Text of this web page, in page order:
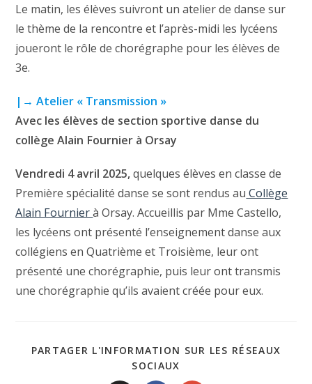
Le matin, les élèves suivront un atelier de danse sur
le thème de la rencontre et l’après-midi les lycéens
joueront le rôle de chorégraphe pour les élèves de
3e.
|→ Atelier « Transmission »
Avec les élèves de section sportive danse du
collège Alain Fournier à Orsay
Vendredi 4 avril 2025,quelques élèves en classe de
Première spécialité danse se sont rendus au Collège
Alain Fournierà Orsay. Accueillis par Mme Castello,
les lycéens ont présenté l’enseignement danse aux
collégiens en Quatrième et Troisième, leur ont
présenté une chorégraphie, puis leur ont transmis
une chorégraphie qu’ils avaient créée pour eux.
PARTAGER L'INFORMATION SUR LES RÉSEAUX
SOCIAUX